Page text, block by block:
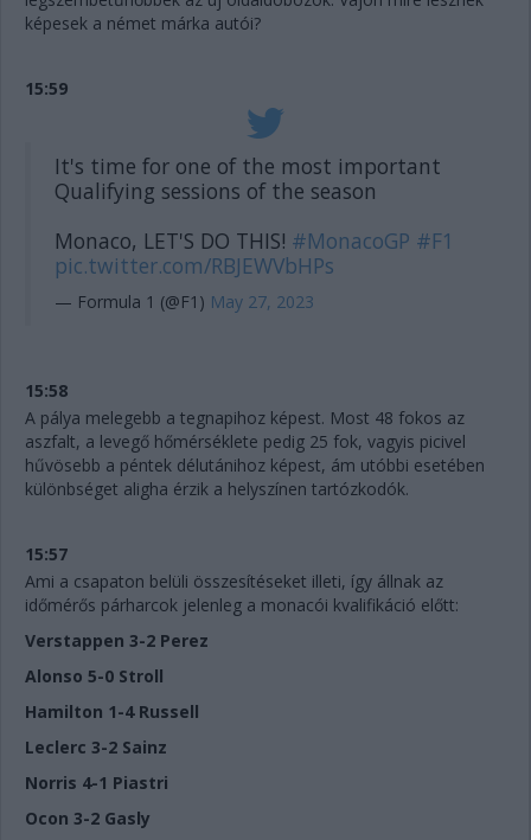
képesek a német márka autói?
15:59
It's time for one of the most important
Qualifying sessions of the season
Monaco, LET'S DO THIS! #MonacoGP #F1
pic.twitter.com/RBJEWVbHPs
— Formula 1 (@F1) May 27, 2023
15:58
A pálya melegebb a tegnapihoz képest. Most 48 fokos az
aszfalt, a levegő hőmérséklete pedig 25 fok, vagyis picivel
hűvösebb a péntek délutánihoz képest, ám utóbbi esetében
különbséget aligha érzik a helyszínen tartózkodók.
15:57
Ami a csapaton belüli összesítéseket illeti, így állnak az
időmérős párharcok jelenleg a monacói kvalifikáció előtt:
Verstappen 3-2 Perez
Alonso 5-0 Stroll
Hamilton 1-4 Russell
Leclerc 3-2 Sainz
Norris 4-1 Piastri
Ocon 3-2 Gasly